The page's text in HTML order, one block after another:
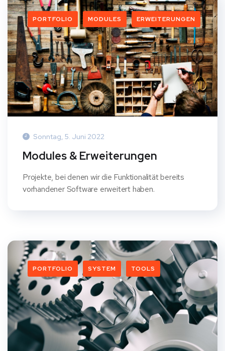
PORTFOLIO MODULES ERWEITERUNGEN
Sonntag, 5. Juni 2022
Modules & Erweiterungen
Projekte, bei denen wir die Funktionalität bereits
vorhandener Software erweitert haben.
PORTFOLIO SYSTEM TOOLS